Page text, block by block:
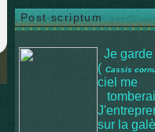
Post scriptum
Je
( Cassis
ciel me
sur la